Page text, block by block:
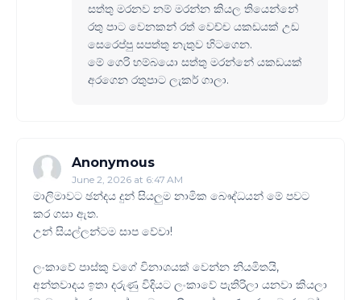
සත්තු මරනව නම් මරන්න කියල තියෙන්නේ
රතු පාට වෙනකන් රත් වෙච්ච යකඩයක් උඩ
සෙරෙප්පු සපත්තු නැතුව හිටගෙන.
මේ ගෙරි හම්බයො සත්තු මරන්නේ යකඩයක්
අරගෙන රතුපාට ලැකර් ගාලා.
Anonymous
June 2, 2026 at 6:47 AM
මාලිමාවට ඡන්දය දුන් සියලුම නාමික බෞද්ධයන් මේ පවට
කර ගසා ඇත.
උන් සියල්ලන්ටම සාප වේවා!
ලංකාවේ පාස්කු වගේ විනාශයක් වෙන්න නියමිතයි,
අන්තවාදය ඉතා දරුණු විදියට ලංකාවේ පැතිරිලා යනවා කියලා